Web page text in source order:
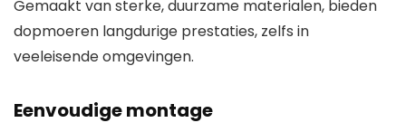
Gemaakt van sterke, duurzame materialen, bieden
dopmoeren langdurige prestaties, zelfs in
veeleisende omgevingen.
Eenvoudige montage